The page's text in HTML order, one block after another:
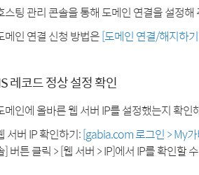
스팅 관리 콘솔을 통해 도메인 연결을 설정해
메인 연결 신청 방법은[도메인 연결/해지하
레코드 정상 설정 확인
메인에 올바른 웹 서버 IP를 설정했는지 확인
서버 IP 확인하기:[gabia.com 로그인 > My
] 버튼 클릭 > [웹 서버 > IP]에서 IP를 확인할